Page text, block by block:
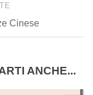
Cinese
ANCHE...